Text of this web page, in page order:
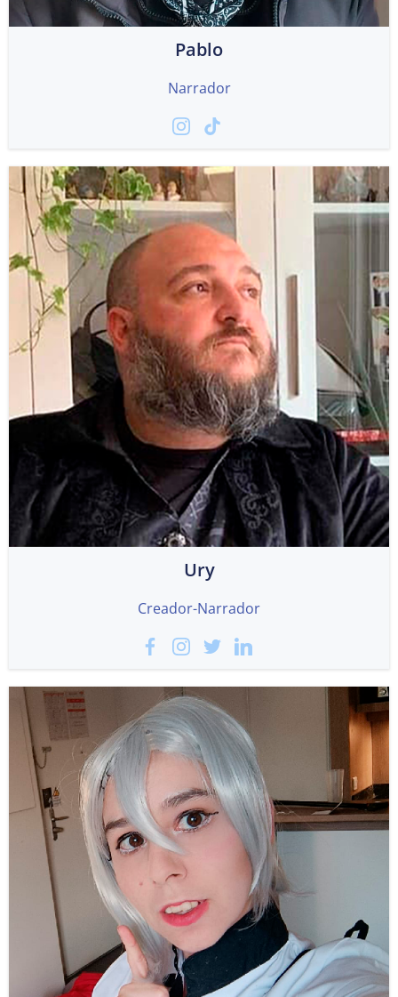
Pablo
Narrador
Ury
Creador-Narrador